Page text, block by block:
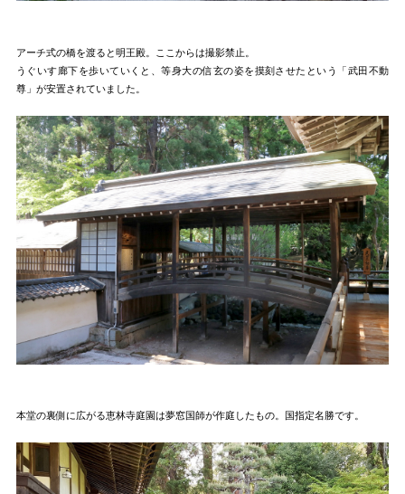
アーチ式の橋を渡ると明王殿。ここからは撮影禁止。
うぐいす廊下を歩いていくと、等身大の信玄の姿を摸刻させたという「武田不動
尊」が安置されていました。
本堂の裏側に広がる恵林寺庭園は夢窓国師が作庭したもの。国指定名勝です。